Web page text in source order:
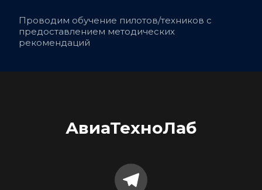
Проводим обучение пилотов/техников с
предоставлением методических
рекомендаций
АвиаТехноЛаб